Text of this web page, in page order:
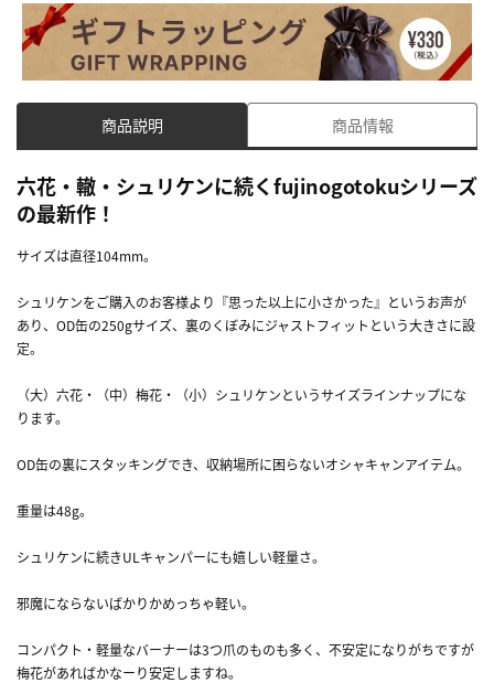
商品説明 商品情報
六花・轍・シュリケンに続くfujinogotokuシリーズ
の最新作！
サイズは直径104mm。
シュリケンをご購入のお客様より『思った以上に小さかった』というお声が
あり、OD缶の250gサイズ、裏のくぼみにジャストフィットという大きさに設
定。
（大）六花・（中）梅花・（小）シュリケンというサイズラインナップにな
ります。
OD缶の裏にスタッキングでき、収納場所に困らないオシャキャンアイテム。
重量は48g。
シュリケンに続きULキャンパーにも嬉しい軽量さ。
邪魔にならないばかりかめっちゃ軽い。
コンパクト・軽量なバーナーは3つ爪のものも多く、不安定になりがちですが
梅花があればかなーり安定しますね。